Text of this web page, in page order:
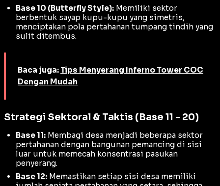
Base 10 (Butterfly Style): Memiliki sektor
berbentuk sayap kupu-kupu yang simetris,
menciptakan pola pertahanan tumpang tindih yang
sulit ditembus.
Baca juga: Tips Menyerang Inferno Tower COC
Dengan Mudah
Strategi Sektoral & Taktis (Base 11 - 20)
Base 11: Membagi desa menjadi beberapa sektor
pertahanan dengan bangunan pemancing di sisi
luar untuk memecah konsentrasi pasukan
penyerang.
Base 12: Memastikan setiap sisi desa memiliki